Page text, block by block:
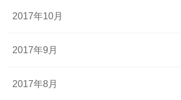
2017年10月
2017年9月
2017年8月